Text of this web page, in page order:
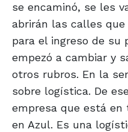
se encaminó, se les
abrirán las calles
para el ingreso de su
empezó a cambiar y
otros rubros. En la
sobre logística. De
empresa que está en
en Azul. Es una